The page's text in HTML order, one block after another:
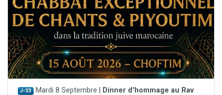
J-33 Mardi 8 Septembre |
Dinner d'hommage au Rav